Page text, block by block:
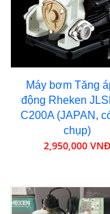
Máy bơm Tăng
động Rheken
C200A (JAPAN,
chụp)
2,950,000 VNĐ